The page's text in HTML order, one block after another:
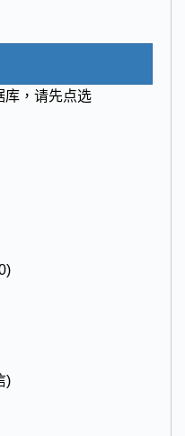
，请先点选
)